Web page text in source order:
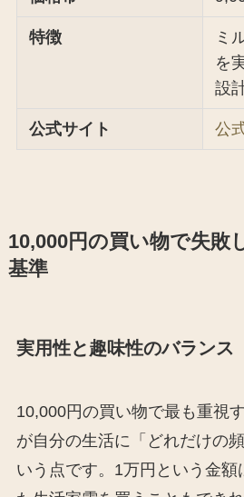
特徴
ミ
を
設
公式サイト 公
10,000円の買い物で失敗
基準
実用性と趣味性のバランス
10,000円の買い物で最も重視
が自分の生活に「どれだけの
いう点です。1万円という金額